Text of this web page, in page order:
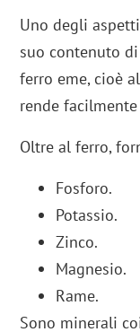
Uno degli
suo contenuto
ferro eme, cioè
rende
Oltre al ferro,
Fosforo.
Potassio.
Zinco.
Magnesio.
Rame.
Sono minerali